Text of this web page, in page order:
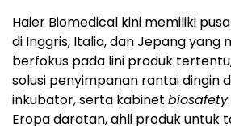
Haier Biomedical kini memiliki
di Inggris, Italia, dan Jepang yang
berfokus pada lini produk
solusi penyimpanan rantai dingin
inkubator, serta kabinet biosafety
Eropa daratan, ahli produk untuk